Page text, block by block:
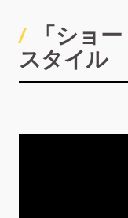
「ショ
スタイル